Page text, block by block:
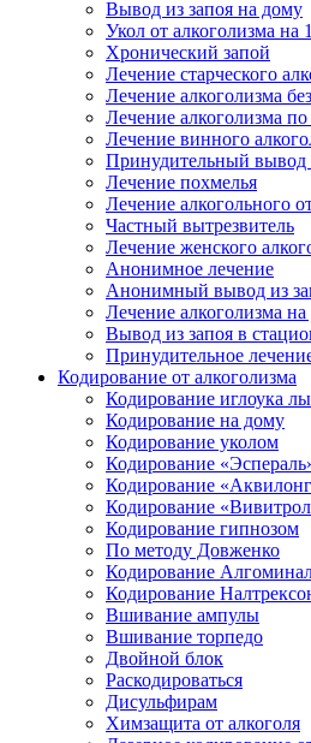
Вывод из запоя на дому
Укол от алкоголизма на
Хронический запой
Лечение старческого
Лечение алкоголизма
Лечение алкоголизма
Лечение винного
Принудительный вывод
Лечение похмелья
Лечение алкогольного
Частный вытрезвитель
Лечение женского
Анонимное лечение
Анонимный вывод из
Лечение алкоголизма
Вывод из запоя в
Принудительное
Кодирование от алкоголизма
Кодирование иглоука
Кодирование на дому
Кодирование уколом
Кодирование
Кодирование
Кодирование
Кодирование гипнозом
По методу Довженко
Кодирование
Кодирование
Вшивание ампулы
Вшивание торпедо
Двойной блок
Раскодироваться
Дисульфирам
Химзащита от алкоголя